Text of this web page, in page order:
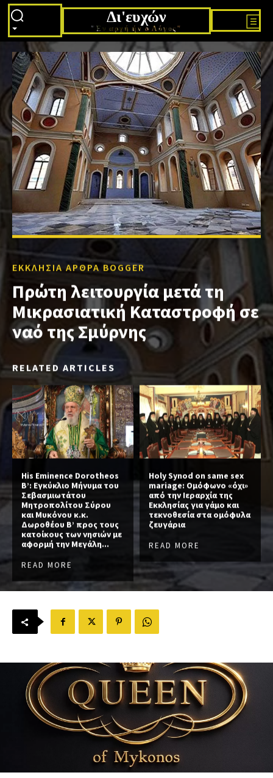
Δι'ευχών
"Εν αρχή ήν ο Λόγος"
ΕΚΚΛΗΣΙΑ ΑΡΘΡΑ BOGGER
Πρώτη λειτουργία μετά τη
Μικρασιατική Καταστροφή σε
ναό της Σμύρνης
RELATED ARTICLES
His Eminence Dorotheos
B’: Εγκύκλιο Μήνυμα του
Σεβασμιωτάτου
Μητροπολίτου Σύρου
και Μυκόνου κ.κ.
Δωροθέου Β’ προς τους
κατοίκους των νησιών με
αφορμή την Μεγάλη...
READ MORE
Holy Synod on same sex
mariage: Ομόφωνο «όχι»
από την Ιεραρχία της
Εκκλησίας για γάμο και
τεκνοθεσία στα ομόφυλα
ζευγάρια
READ MORE